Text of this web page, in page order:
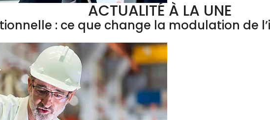
ACTUALITÉ À LA UNE
: ce que change la modulation de